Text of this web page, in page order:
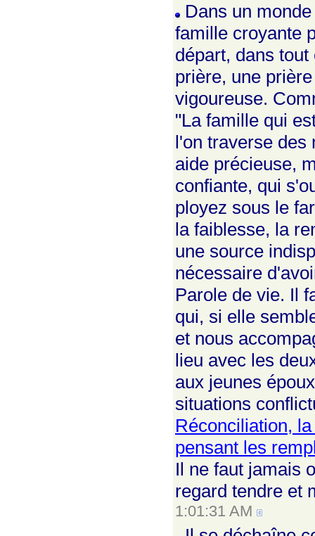
Dans un
famille croyante
départ, dans
prière, une
vigoureuse.
"La famille qui
l'on traverse des
aide précieuse,
confiante, qui
ployez sous le
la faiblesse, la
une source
nécessaire
Parole de vie. Il
qui, si elle
et nous
lieu avec les
aux jeunes
situations
Réconciliation,
pensant les
Il ne faut jamais
regard tendre et
1:01:31 AM